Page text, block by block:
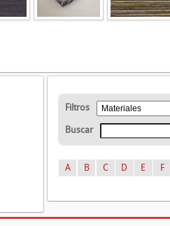
Filtros
Buscar
A B C D E F